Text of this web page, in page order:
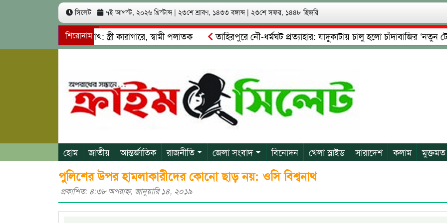
সিলেট ৭ই আগস্ট, ২০২৬ খ্রিস্টাব্দ | ২৩শে শ্রাবণ, ১৪৩৩ বঙ্গাব্দ | ২৩শে সফর, ১৪৪৮ হিজরি
শিরোনাম
কোটি টাকা আত্মসাৎ: স্ত্রী কারাগারে, স্বামী পলাতক তাহিরপুরে নৌ-ধর্মঘট প্রত্যাহার: যাদুকাটায় চালু হলো চাঁদাবাজির ‘নতুন টোল’!
ও শ্রমিকদের মারধর
নগরীতে কোটি টাকার সম্পত্তি দখলের চেষ্টা: গ্রেফতারের পর জামিনে মূক্ত রাসেল, আতঙ্কে পরিবার
হোম জাতীয় আন্তর্জাতিক রাজনীতি জেলা সংবাদ বিনোদন খেলা স্লাইড সারাদেশ কলাম মুক্তমত
পুলিশের উপর হামলাকারীদের কোনো ছাড় নয়: ওসি বিশ্বনাথ
প্রকাশিত: ৪:৩৮ অপরাহ্ণ, জানুয়ারি ১৪, ২০১৯